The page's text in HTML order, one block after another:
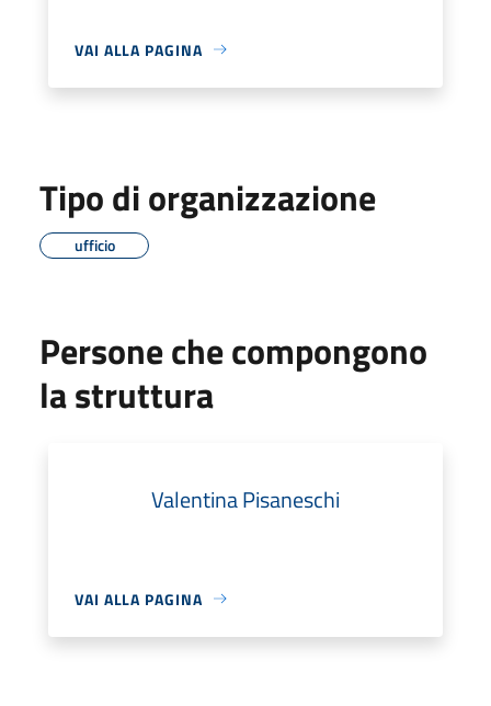
VAI ALLA PAGINA
Tipo di organizzazione
ufficio
Persone che compongono
la struttura
Valentina Pisaneschi
VAI ALLA PAGINA